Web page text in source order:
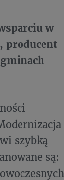
w
producent
szybką
są: